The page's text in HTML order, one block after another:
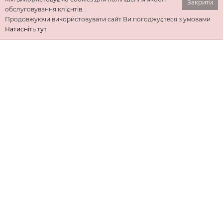
Закрити
обслуговування клієнтів. .
Продовжуючи використовувати сайт Ви погоджуєтеся з умовами
Натисніть тут